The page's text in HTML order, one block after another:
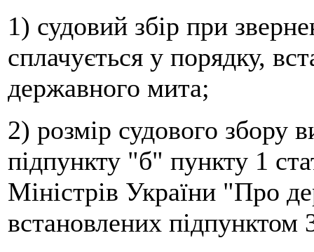
1) судовий збір при
сплачується у порядку,
державного мита;
2) розмір судового збору
підпункту "б" пункту 1
Міністрів України "Про
встановлених підпунктом